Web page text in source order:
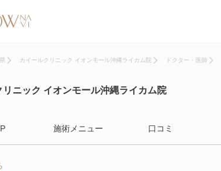
カイールクリニック イオンモール沖縄ライカム院 ドクター・医師
リニック イオンモール沖縄ライカム院
施術メニュー 口コミ